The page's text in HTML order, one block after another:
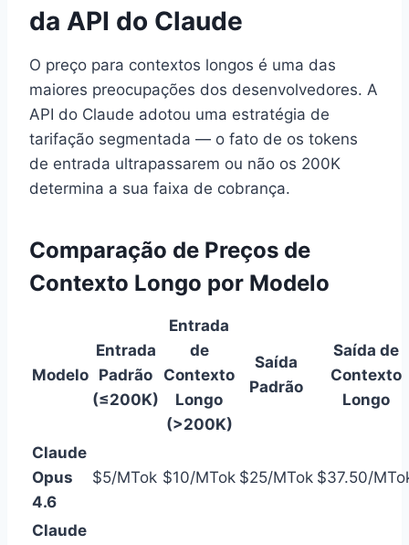
da API do Claude
O preço para contextos longos é uma das
maiores preocupações dos desenvolvedores. A
API do Claude adotou uma estratégia de
tarifação segmentada — o fato de os tokens
de entrada ultrapassarem ou não os 200K
determina a sua faixa de cobrança.
Comparação de Preços de
Contexto Longo por Modelo
Modelo
Entrada
Padrão
(≤200K)
Entrada
de
Contexto
Longo
(>200K)
Saída
Padrão
Saída de
Contexto
Longo
Claude
Opus
4.6
$5/MTok $10/MTok $25/MTok $37.50/
Claude